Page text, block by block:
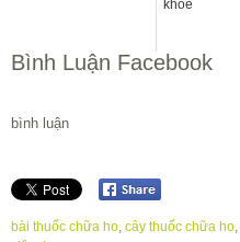
khỏe
Bình Luận Facebook
bình luận
bài thuốc chữa ho, cây thuốc chữa ho,